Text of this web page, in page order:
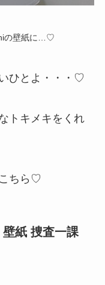
の壁紙に…♡
ひとよ・・・♡
トキメキをくれ
ちら♡
壁紙 捜査一課